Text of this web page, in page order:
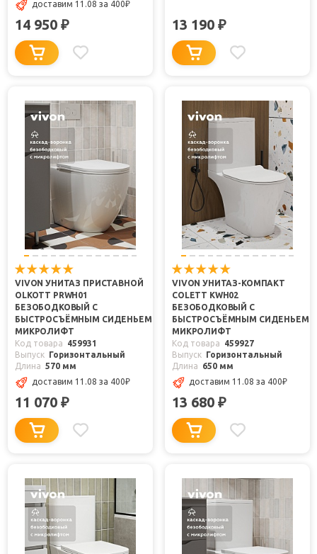
доставим 11.08 за 400₽
14 950 ₽ 13 190 ₽
VIVON УНИТАЗ ПРИСТАВНОЙ
OLKOTT PRWH01
БЕЗОБОДКОВЫЙ С
БЫСТРОСЪЁМНЫМ СИДЕНЬЕМ
МИКРОЛИФТ
Код товара
459931
Выпуск Горизонтальный
Длина 570 мм
доставим 11.08 за 400₽
11 070 ₽
VIVON УНИТАЗ-КОМПАКТ
COLETT KWH02
БЕЗОБОДКОВЫЙ С
БЫСТРОСЪЁМНЫМ СИДЕНЬЕМ
МИКРОЛИФТ
Код товара
459927
Выпуск Горизонтальный
Длина
650 мм
доставим 11.08 за 400₽
13 680 ₽